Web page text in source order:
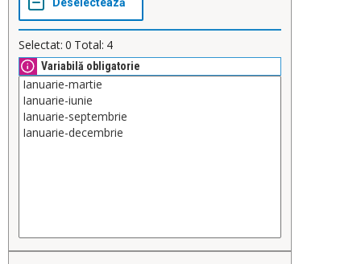
Selectat: 0 Total: 4
Variabilă obligatorie